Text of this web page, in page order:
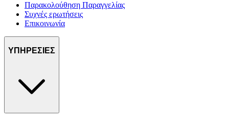
Παρακολούθηση Παραγγελίας
Συχνές ερωτήσεις
Επικοινωνία
ΥΠΗΡΕΣΙΕΣ